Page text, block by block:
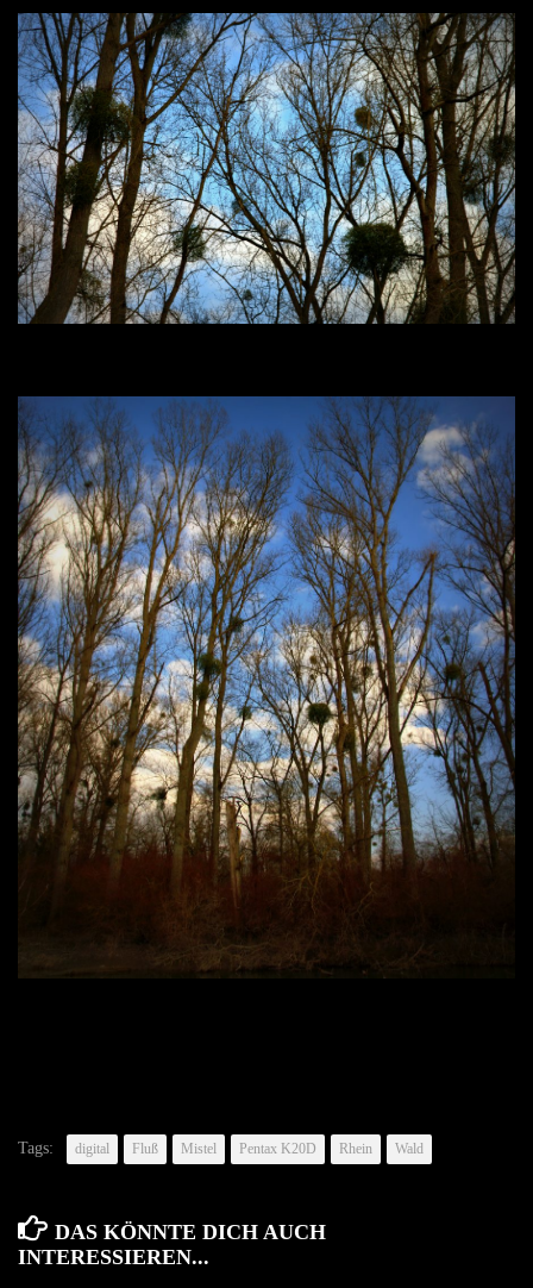
Tags: digital Fluß Mistel Pentax K20D Rhein Wald
DAS KÖNNTE DICH AUCH
INTERESSIEREN...